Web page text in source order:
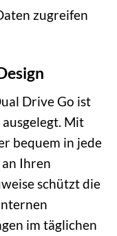
zugreifen
Drive Go ist
Mit
bequem in jede
Ihren
schützt die
im täglichen